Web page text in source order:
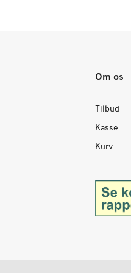
Om os
Tilbud
Kasse
Kurv